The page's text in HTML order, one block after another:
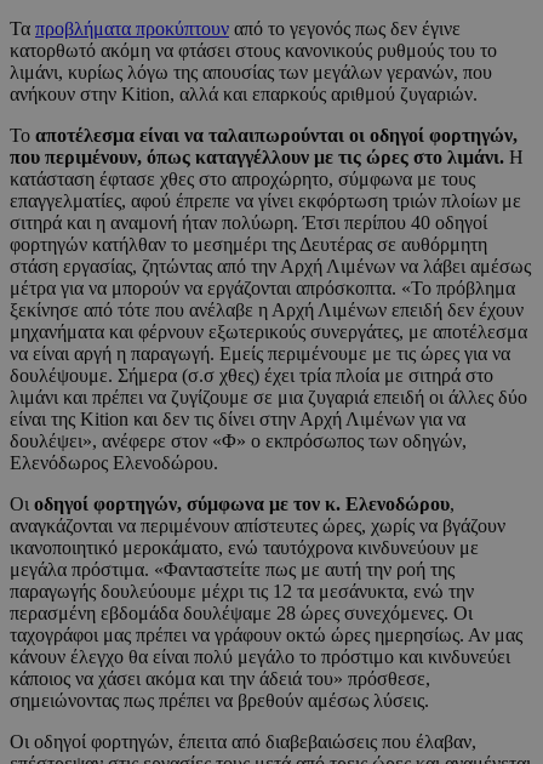
Τα προβλήματα προκύπτουν από το γεγονός πως δεν έγινε
κατορθωτό ακόμη να φτάσει στους κανονικούς ρυθμούς του το
λιμάνι, κυρίως λόγω της απουσίας των μεγάλων γερανών, που
ανήκουν στην Kition, αλλά και επαρκούς αριθμού ζυγαριών.
Το αποτέλεσμα είναι να ταλαιπωρούνται οι οδηγοί φορτηγών,
που περιμένουν, όπως καταγγέλλουν με τις ώρες στο λιμάνι. Η
κατάσταση έφτασε χθες στο απροχώρητο, σύμφωνα με τους
επαγγελματίες, αφού έπρεπε να γίνει εκφόρτωση τριών πλοίων με
σιτηρά και η αναμονή ήταν πολύωρη. Έτσι περίπου 40 οδηγοί
φορτηγών κατήλθαν το μεσημέρι της Δευτέρας σε αυθόρμητη
στάση εργασίας, ζητώντας από την Αρχή Λιμένων να λάβει αμέσως
μέτρα για να μπορούν να εργάζονται απρόσκοπτα. «Το πρόβλημα
ξεκίνησε από τότε που ανέλαβε η Αρχή Λιμένων επειδή δεν έχουν
μηχανήματα και φέρνουν εξωτερικούς συνεργάτες, με αποτέλεσμα
να είναι αργή η παραγωγή. Εμείς περιμένουμε με τις ώρες για να
δουλέψουμε. Σήμερα (σ.σ χθες) έχει τρία πλοία με σιτηρά στο
λιμάνι και πρέπει να ζυγίζουμε σε μια ζυγαριά επειδή οι άλλες δύο
είναι της Kition και δεν τις δίνει στην Αρχή Λιμένων για να
δουλέψει», ανέφερε στον «Φ» ο εκπρόσωπος των οδηγών,
Ελενόδωρος Ελενοδώρου.
Οι οδηγοί φορτηγών, σύμφωνα με τον κ. Ελενοδώρου,
αναγκάζονται να περιμένουν απίστευτες ώρες, χωρίς να βγάζουν
ικανοποιητικό μεροκάματο, ενώ ταυτόχρονα κινδυνεύουν με
μεγάλα πρόστιμα. «Φανταστείτε πως με αυτή την ροή της
παραγωγής δουλεύουμε μέχρι τις 12 τα μεσάνυκτα, ενώ την
περασμένη εβδομάδα δουλέψαμε 28 ώρες συνεχόμενες. Οι
ταχογράφοι μας πρέπει να γράφουν οκτώ ώρες ημερησίως. Αν μας
κάνουν έλεγχο θα είναι πολύ μεγάλο το πρόστιμο και κινδυνεύει
κάποιος να χάσει ακόμα και την άδειά του» πρόσθεσε,
σημειώνοντας πως πρέπει να βρεθούν αμέσως λύσεις.
Οι οδηγοί φορτηγών, έπειτα από διαβεβαιώσεις που έλαβαν,